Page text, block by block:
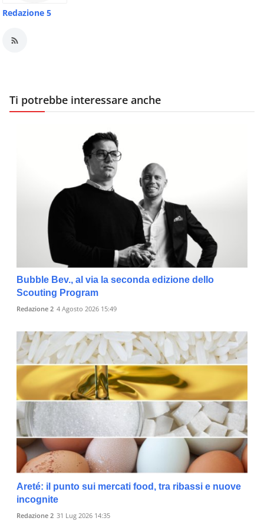
Redazione 5
Ti potrebbe interessare anche
Bubble Bev., al via la seconda edizione dello
Scouting Program
Redazione 2 4 Agosto 2026 15:49
Areté: il punto sui mercati food, tra ribassi e nuove
incognite
Redazione 2 31 Lug 2026 14:35